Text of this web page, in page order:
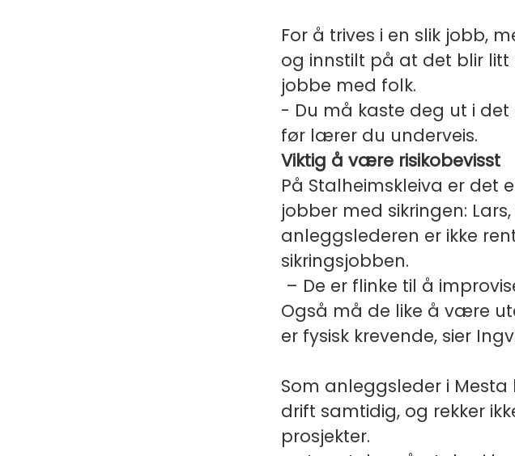
For å trives i en slik jobb,
og innstilt på at det blir
jobbe med folk.
- Du må kaste deg ut i
før lærer du underveis.
Viktig å være risikobevisst
På Stalheimskleiva er det
jobber med sikringen:
anleggslederen er ikke
sikringsjobben.
– De er flinke til å
Også må de like å være
er fysisk krevende, sier
Som anleggsleder i
drift samtidig, og rekker
prosjekter.